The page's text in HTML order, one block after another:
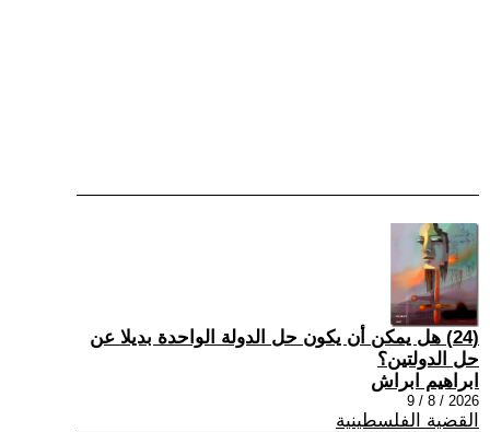
(24) هل يمكن أن يكون حل الدولة الواحدة بديلا عن
حل الدولتين؟
ابراهيم ابراش
2026 / 8 / 9
القضية الفلسطينية